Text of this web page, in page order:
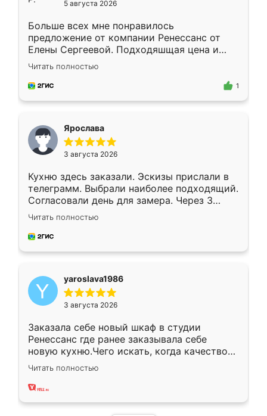
5 августа 2026
Больше всех мне понравилось
предложение от компании Ренессанс от
Елены Сергеевой. Подходяшщая цена и
короткие сроки изготовления. Приехавший
для замера сотрудник Владислав
предложил по моему эскизу самый
Читать полностью
1
Ярослава
3 августа 2026
Кухню здесь заказали. Эскизы прислали в
телеграмм. Выбрали наиболее подходящий.
Согласовали день для замера. Через 3
недели кухня была уже готова. Остались
довольны работой. Спасибо Ренессанс
мебель за качественную работу!
Читать полностью
yaroslava1986
3 августа 2026
Заказала себе новый шкаф в студии
Ренессанс где ранее заказывала себе
новую кухню.Чего искать, когда качеством
вполне довольна. Служит кухня уже почти
два года, нареканий нет.
Читать полностью